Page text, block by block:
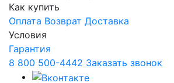
Как купить
Оплата Возврат Доставка
Условия
Гарантия
8 800 500-4442 Заказать звонок